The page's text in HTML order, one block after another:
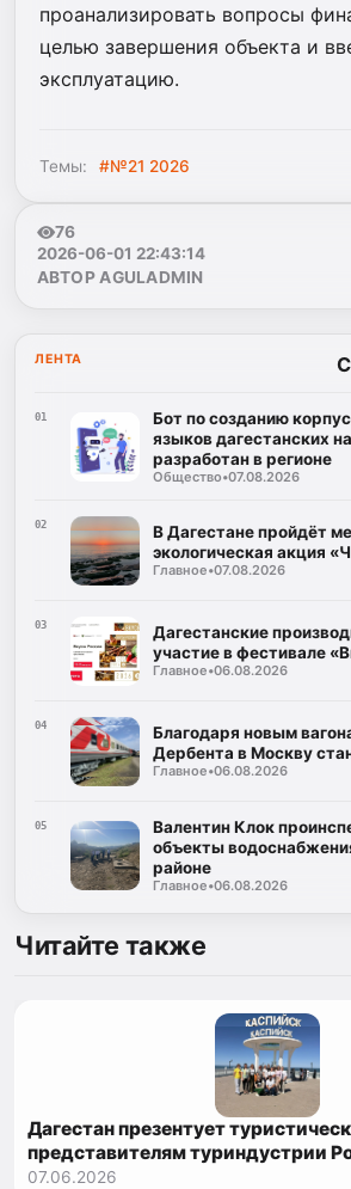
проанализировать вопросы
целью завершения объекта и
эксплуатацию.
Темы: #№21 2026
76
2026-06-01 22:43:14
АВТОР AGULADMIN
ЛЕНТА
01
Бот по созданию
языков дагестанских
разработан в регионе
Общество•07.08.2026
02
В Дагестане пройдёт
экологическая акция
Главное•07.08.2026
03
Дагестанские
участие в фестивале
Главное•06.08.2026
04
Благодаря новым
Дербента в Москву
Главное•06.08.2026
05
Валентин Клок
объекты
районе
Главное•06.08.2026
Читайте также
Дагестан презентует
представителям туриндустрии
07.06.2026